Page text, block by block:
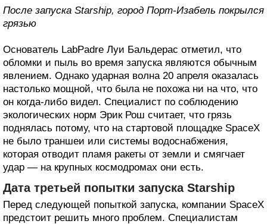
После запуска Starship, город Порт-Изабель покрылся
грязью
Основатель LabPadre Луи Бальдерас отметил, что
обломки и пыль во время запуска являются обычным
явлением. Однако ударная волна 20 апреля оказалась
настолько мощной, что была не похожа ни на что, что
он когда-либо видел. Специалист по соблюдению
экологических норм Эрик Рош считает, что грязь
поднялась потому, что на стартовой площадке SpaceX
не было траншеи или системы водоснабжения,
которая отводит пламя ракеты от земли и смягчает
удар — на крупных космодромах они есть.
Дата третьей попытки запуска Starship
Перед следующей попыткой запуска, компании SpaceX
предстоит решить много проблем. Специалистам